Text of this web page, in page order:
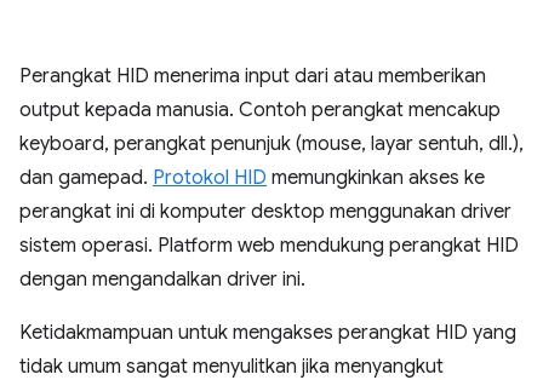
Perangkat HID menerima input dari atau memberikan
output kepada manusia. Contoh perangkat mencakup
keyboard, perangkat penunjuk (mouse, layar sentuh, dll.),
dan gamepad. Protokol HID memungkinkan akses ke
perangkat ini di komputer desktop menggunakan driver
sistem operasi. Platform web mendukung perangkat HID
dengan mengandalkan driver ini.
Ketidakmampuan untuk mengakses perangkat HID yang
tidak umum sangat menyulitkan jika menyangkut